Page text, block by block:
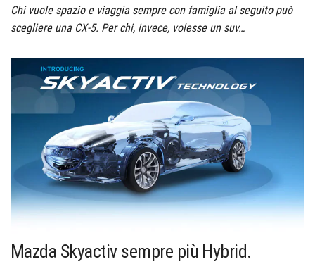
Chi vuole spazio e viaggia sempre con famiglia al seguito può
scegliere una CX-5. Per chi, invece, volesse un suv…
Mazda Skyactiv sempre più Hybrid.